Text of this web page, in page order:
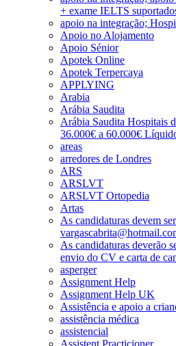
+ exame IELTS
apoio na integração;
Apoio no Alojamento
Apoio Sénior
Apotek Online
Apotek Terpercaya
APPLYING
Arabia
Arábia Saudita
Arábia Saudita Hospitais
36.000€ a 60.000€
areas
arredores de Londres
ARS
ARSLVT
ARSLVT Ortopedia
Artas
As candidaturas devem
As candidaturas deverão
envio do CV e carta de
asperger
Assignment Help
Assignment Help UK
Assistência e apoio a
assistência médica
assistencial
Assistent Practicioner